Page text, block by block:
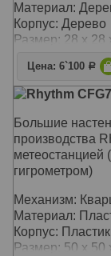
Материал:
Корпус: Дерево
Размер: 28 х 28
Цена: 6`100 Р
Rhythm
Большие
производства
метеостанцией
гигрометром)
Механизм:
Материал:
Корпус: Пластик
Размер: 50 х 50